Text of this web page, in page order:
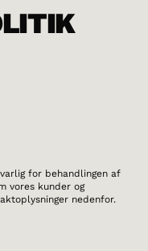
for behandlingen af
vores kunder og
nedenfor.